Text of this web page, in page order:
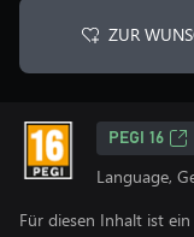
ZUR
PEGI 16
Language,
Für diesen Inhalt ist